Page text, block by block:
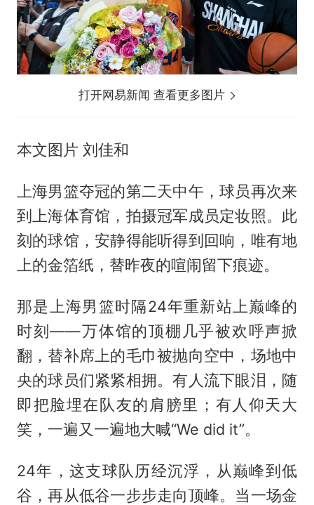
打开网易新闻 查看更多图片
本文图片 刘佳和
上海男篮夺冠的第二天中午，球员再次来
到上海体育馆，拍摄冠军成员定妆照。此
刻的球馆，安静得能听得到回响，唯有地
上的金箔纸，替昨夜的喧闹留下痕迹。
那是上海男篮时隔24年重新站上巅峰的
时刻——万体馆的顶棚几乎被欢呼声掀
翻，替补席上的毛巾被抛向空中，场地中
央的球员们紧紧相拥。有人流下眼泪，随
即把脸埋在队友的肩膀里；有人仰天大
笑，一遍又一遍地大喊“We did it”。
24年，这支球队历经沉浮，从巅峰到低
谷，再从低谷一步步走向顶峰。当一场金